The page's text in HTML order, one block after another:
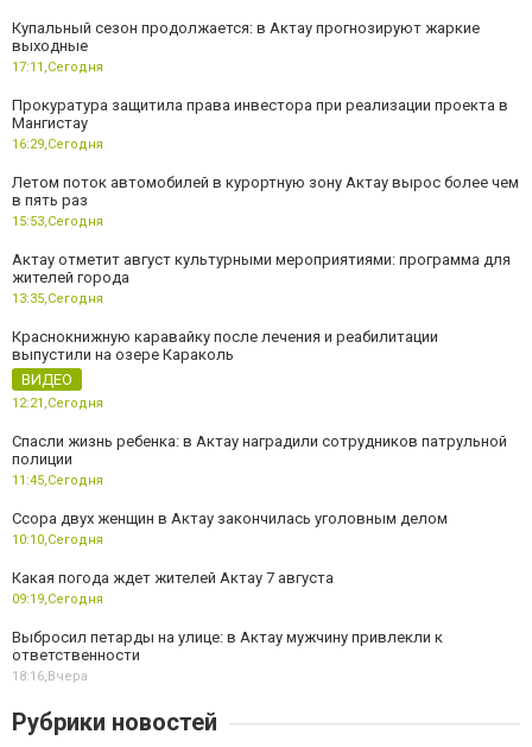
Купальный сезон продолжается: в Актау прогнозируют жаркие
выходные
17:11,Сегодня
Прокуратура защитила права инвестора при реализации проекта в
Мангистау
16:29,Сегодня
Летом поток автомобилей в курортную зону Актау вырос более чем
в пять раз
15:53,Сегодня
Актау отметит август культурными мероприятиями: программа для
жителей города
13:35,Сегодня
Краснокнижную каравайку после лечения и реабилитации
выпустили на озере Караколь
ВИДЕО
12:21,Сегодня
Спасли жизнь ребенка: в Актау наградили сотрудников патрульной
полиции
11:45,Сегодня
Ссора двух женщин в Актау закончилась уголовным делом
10:10,Сегодня
Какая погода ждет жителей Актау 7 августа
09:19,Сегодня
Выбросил петарды на улице: в Актау мужчину привлекли к
ответственности
18:16, Вчера
Рубрики новостей